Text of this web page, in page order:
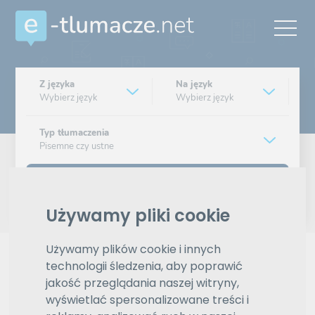
Używamy pliki cookie
Używamy plików cookie i innych
technologii śledzenia, aby poprawić
jakość przeglądania naszej witryny,
wyświetlać spersonalizowane treści i
Z języka
Wybierz język
Na język
Wybierz język
Typ tłumaczenia
Pisemne czy ustne
Wyszukiwanie zaawansowane
Reklama